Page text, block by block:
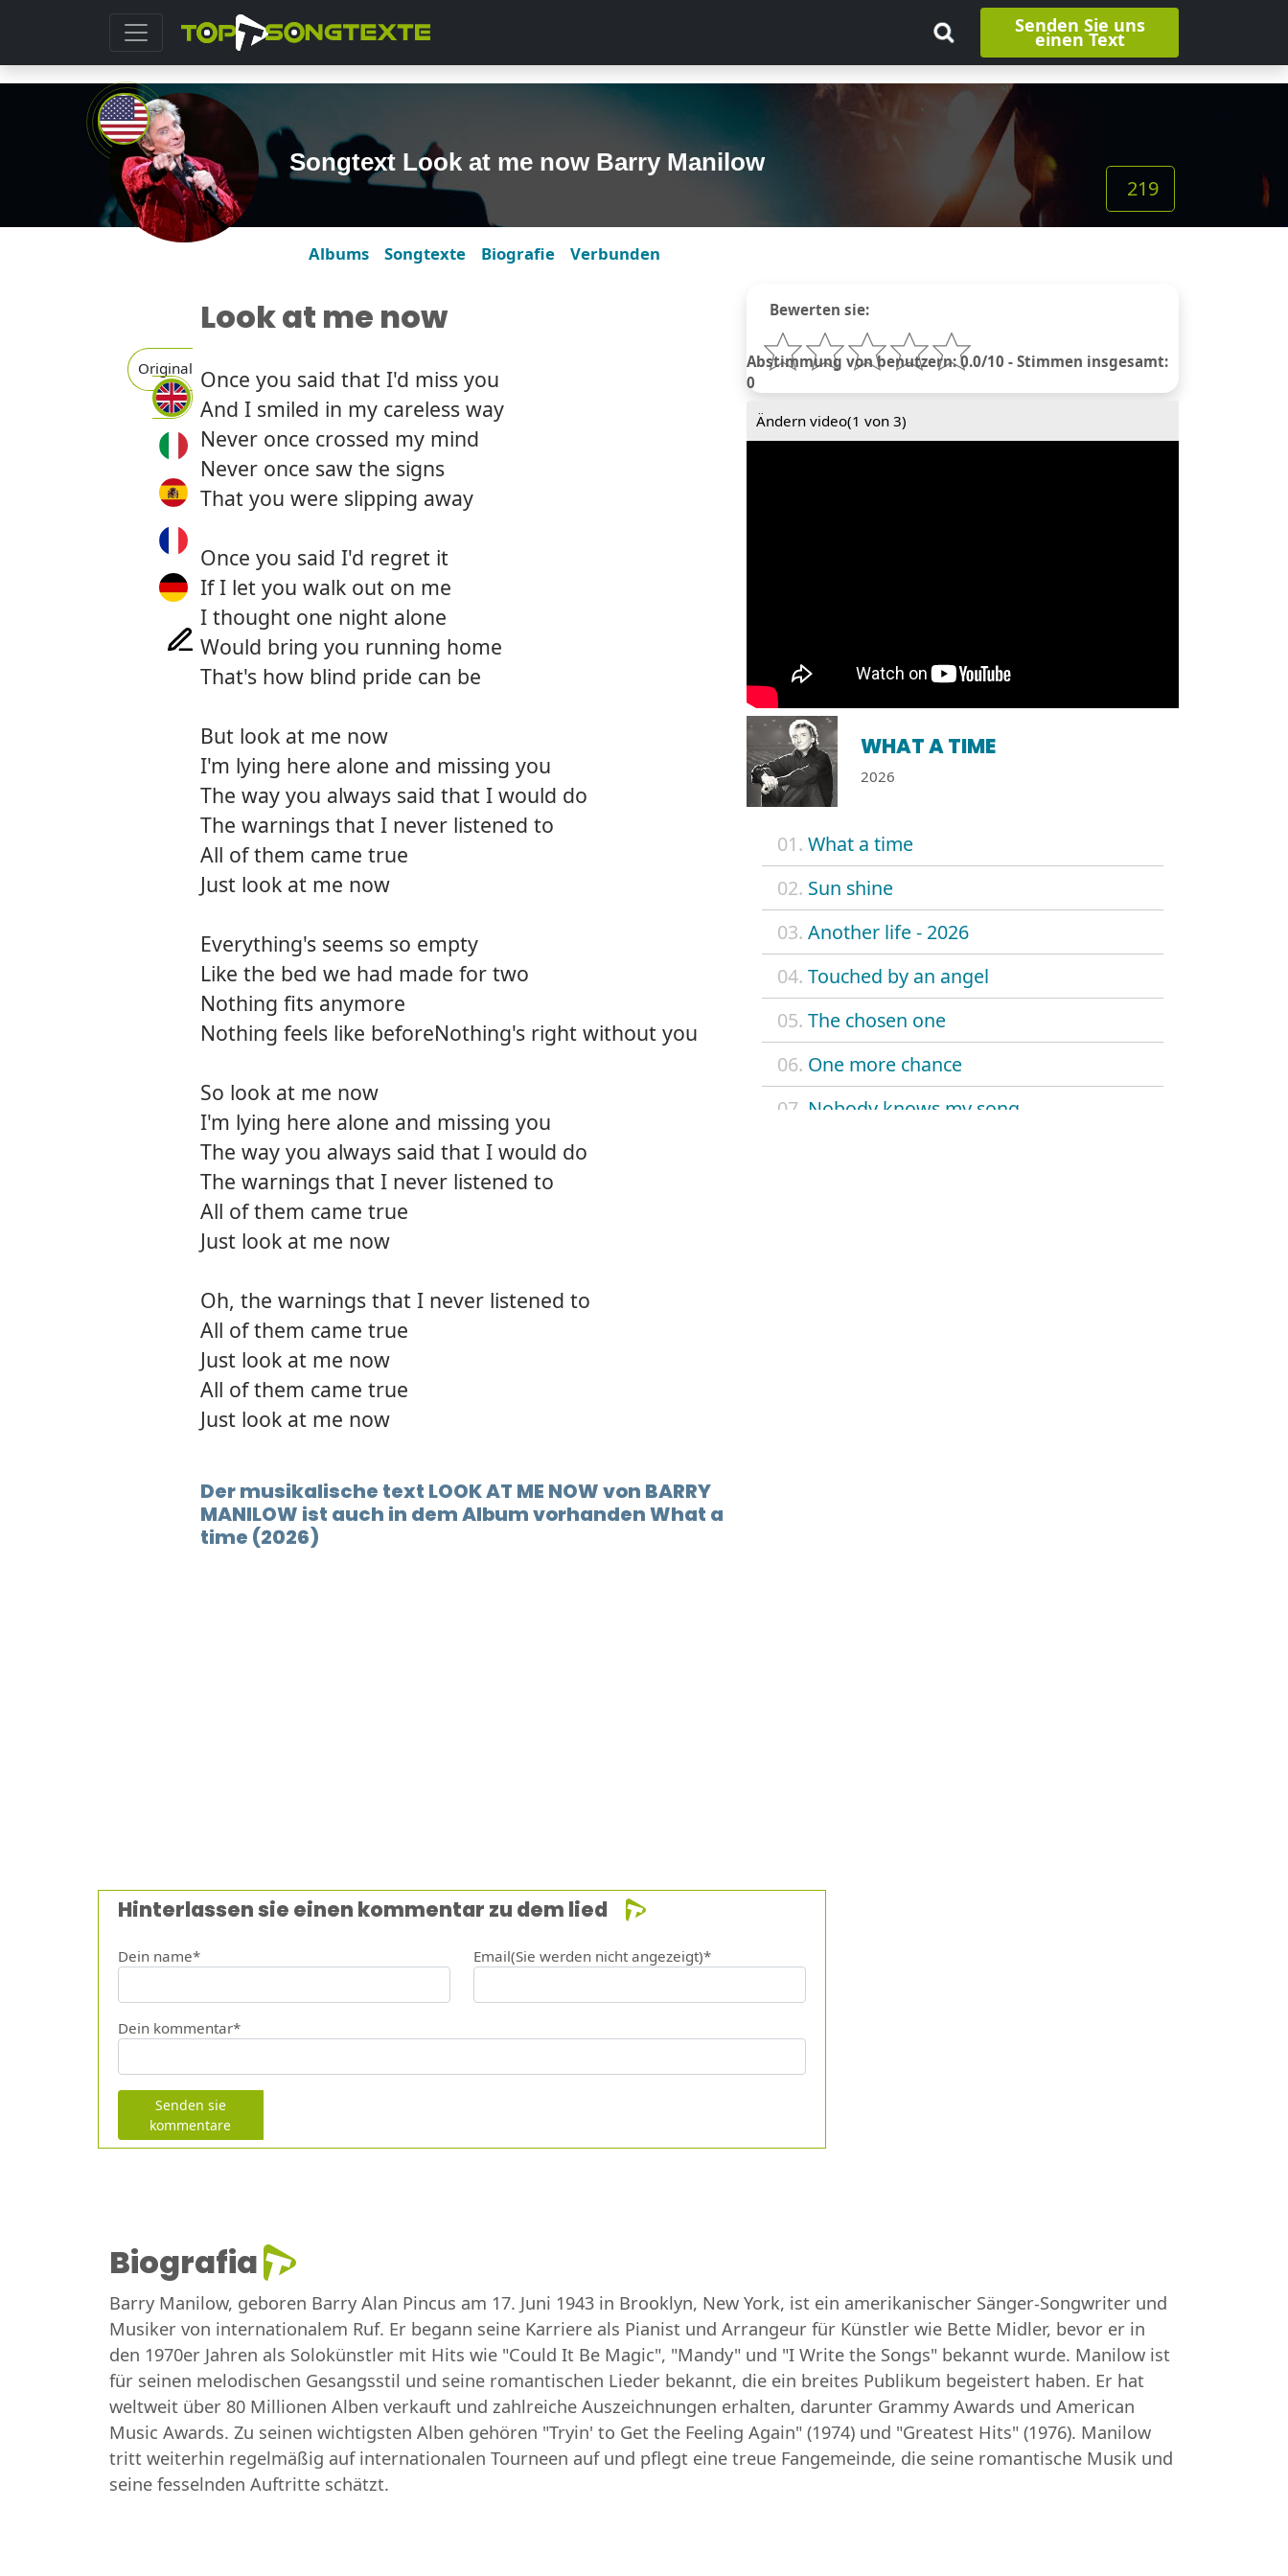
Senden Sie uns
einen Text
Songtext Look at me now Barry Manilow
219
Albums Songtexte Biografie Verbunden
Original
Bewerten sie:
Abstimmung von benutzern: 0.0/10 - Stimmen insgesamt:
0
Ändern video(1 von 3)
WHAT A TIME
2026
01. What a time
02. Sun shine
03. Another life - 2026
04. Touched by an angel
05. The chosen one
06. One more chance
07. Nobody knows my song
Look at me now
Once you said that I'd miss you
And I smiled in my careless way
Never once crossed my mind
Never once saw the signs
That you were slipping away
Once you said I'd regret it
If I let you walk out on me
I thought one night alone
Would bring you running home
That's how blind pride can be
But look at me now
I'm lying here alone and missing you
The way you always said that I would do
The warnings that I never listened to
All of them came true
Just look at me now
Everything's seems so empty
Like the bed we had made for two
Nothing fits anymore
Nothing feels like beforeNothing's right without you
So look at me now
I'm lying here alone and missing you
The way you always said that I would do
The warnings that I never listened to
All of them came true
Just look at me now
Oh, the warnings that I never listened to
All of them came true
Just look at me now
All of them came true
Just look at me now
Der musikalische text LOOK AT ME NOW von BARRY
MANILOW ist auch in dem Album vorhanden What a
time (2026)
Hinterlassen sie einen kommentar zu dem lied
Dein name* Email(Sie werden nicht angezeigt)*
Dein kommentar*
Senden sie
kommentare
Biografia
Barry Manilow, geboren Barry Alan Pincus am 17. Juni 1943 in Brooklyn, New York, ist ein amerikanischer Sänger-Songwriter und
Musiker von internationalem Ruf. Er begann seine Karriere als Pianist und Arrangeur für Künstler wie Bette Midler, bevor er in
den 1970er Jahren als Solokünstler mit Hits wie "Could It Be Magic", "Mandy" und "I Write the Songs" bekannt wurde. Manilow ist
für seinen melodischen Gesangsstil und seine romantischen Lieder bekannt, die ein breites Publikum begeistert haben. Er hat
weltweit über 80 Millionen Alben verkauft und zahlreiche Auszeichnungen erhalten, darunter Grammy Awards und American
Music Awards. Zu seinen wichtigsten Alben gehören "Tryin' to Get the Feeling Again" (1974) und "Greatest Hits" (1976). Manilow
tritt weiterhin regelmäßig auf internationalen Tourneen auf und pflegt eine treue Fangemeinde, die seine romantische Musik und
seine fesselnden Auftritte schätzt.